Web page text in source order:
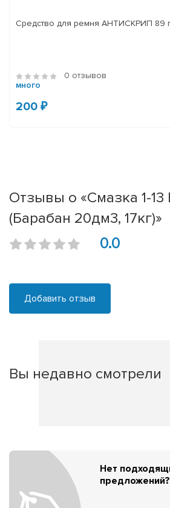
Средство для ремня АНТИСКРИП 89 г
0 отзывов
много
200 ₽
Отзывы о «Смазка 1-
(Барабан 20дм3, 17кг)»
0.0
Добавить отзыв
Вы недавно смотрели
Нет
предложений?